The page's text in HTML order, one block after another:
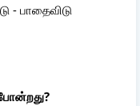
- பாதைவிடு